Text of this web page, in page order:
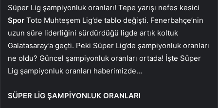
Süper Lig şampiyonluk oranları! Tepe yarışı nefes kesici
Spor Toto Muhteşem Lig’de tablo değişti. Fenerbahçe’nin
uzun süre liderliğini sürdürdüğü ligde artık koltuk
Galatasaray’a geçti. Peki Süper Lig’de şampiyonluk oranları
ne oldu? Güncel şampiyonluk oranları ortada! İşte Süper
Lig şampiyonluk oranları haberimizde…
SÜPER LİG ŞAMPİYONLUK ORANLARI